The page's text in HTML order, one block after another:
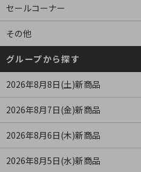
セールコーナー
その他
グループから探す
2026年8月8日(土)新商品
2026年8月7日(金)新商品
2026年8月6日(木)新商品
2026年8月5日(水)新商品